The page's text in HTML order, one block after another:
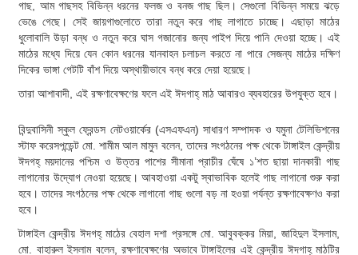
গাছ, আম গাছসহ বিভিন্ন ধরনের ফলজ ও বনজ গাছ ছিল। সেগুলো বিভিন্ন সময়ে ঝড়ে
ভেঙে গেছে। সেই জায়গাগুলোতে তারা নতুন করে গাছ লাগাতে চাচ্ছে। এছাড়া মাঠের
ধুলোবালি উড়া বন্ধ ও নতুন করে ঘাস গজানোর জন্য পাইপ দিয়ে পানি দেওয়া হচ্ছে। এই
মাঠের মধ্যে দিয়ে যেন কোন ধরনের যানবাহন চলাচল করতে না পারে সেজন্য মাঠের দক্ষিণ
দিকের ভাঙ্গা গেটটি বাঁশ দিয়ে অস্থায়ীভাবে বন্ধ করে দেয়া হয়েছে।
তারা আশাবাদী, এই রক্ষণাবেক্ষণের ফলে এই ঈদগাহ্ মাঠ আবারও ব্যবহারের উপযুক্ত হবে।
বিন্দুবাসিনী স্কুল ফ্রেন্ডস নেটওয়ার্কের (এসএফএন) সাধারণ সম্পাদক ও যমুনা টেলিভিশনের
স্টাফ করেসপন্ডেন্ট মো. শামীম আল মামুন বলেন, তাদের সংগঠনের পক্ষ থেকে টাঙ্গাইল কেন্দ্রীয়
ঈদগহ্ ময়দানের পশ্চিম ও উত্তর পাশের সীমানা প্রাচীর ঘেঁষে ১’শত ছায়া দানকারী গাছ
লাগানোর উদ্যোগ নেওয়া হয়েছে। আবহাওয়া একটু স্বাভাবিক হলেই গাছ লাগানো শুরু করা
হবে। তাদের সংগঠনের পক্ষ থেকে লাগানো গাছ গুলো বড় না হওয়া পর্যন্ত রক্ষণাবেক্ষণও করা
হবে।
টাঙ্গাইল কেন্দ্রীয় ঈদগহ্ মাঠের বেহাল দশা প্রসঙ্গে মো. আবুবক্কর মিয়া, জাহিদুল ইসলাম,
মো. বাহারুল ইসলাম বলেন, রক্ষণাবেক্ষণের অভাবে টাঙ্গাইলের এই কেন্দ্রীয় ঈদগাহ্ মাঠটির